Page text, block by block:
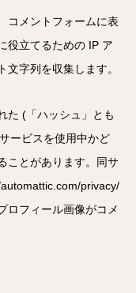
コメントフォームに表
役立てるための IP ア
文字列を収集します。
た (「ハッシュ」とも
ービスを使用中かど
ことがあります。同サ
privacy/
ロフィール画像がコメ